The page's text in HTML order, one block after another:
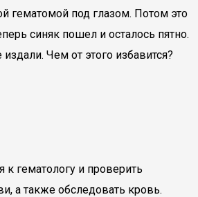
гематомой под глазом. Потом это
синяк пошел и осталось пятно.
Чем от этого избавится?
к гематологу и проверить
а также обследовать кровь.